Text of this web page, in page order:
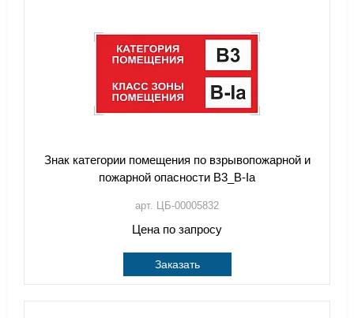
Знак категории помещения по взрывопожарной и
пожарной опасности В3_В-Iа
арт. ЦБ-00005832
Цена по запросу
Заказать